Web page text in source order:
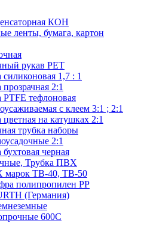
КОН
ленты, бумага, картон
рукав PET
силиконовая 1,7 : 1
2:1
PTFE тефлоновая
с клеем 3:1 ; 2:1
цветная на катушках 2:1
трубка наборы
2:1
черная
Трубка ПВХ
марок ТВ-40, ТВ-50
полипропилен PP
(Германия)
600С